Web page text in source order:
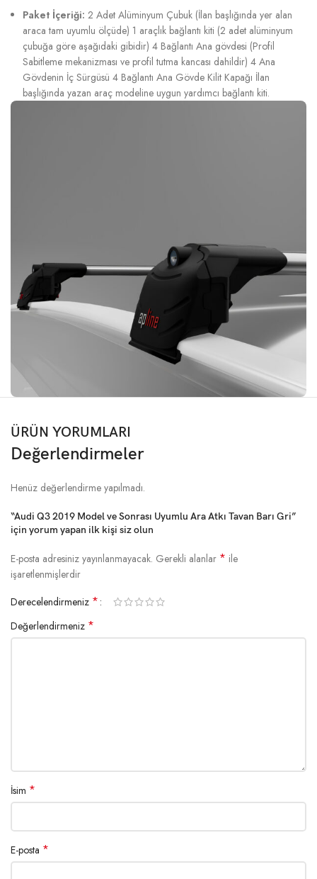
Paket İçeriği: 2 Adet Alüminyum Çubuk (İlan başlığında yer alan
araca tam uyumlu ölçüde) 1 araçlık bağlantı kiti (2 adet alüminyum
çubuğa göre aşağıdaki gibidir) 4 Bağlantı Ana gövdesi (Profil
Sabitleme mekanizması ve profil tutma kancası dahildir) 4 Ana
Gövdenin İç Sürgüsü 4 Bağlantı Ana Gövde Kilit Kapağı İlan
başlığında yazan araç modeline uygun yardımcı bağlantı kiti.
ÜRÜN YORUMLARI
Değerlendirmeler
Henüz değerlendirme yapılmadı.
“Audi Q3 2019 Model ve Sonrası Uyumlu Ara Atkı Tavan Barı Gri”
için yorum yapan ilk kişi siz olun
E-posta adresiniz yayınlanmayacak. Gerekli alanlar * ile
işaretlenmişlerdir
Derecelendirmeniz *
Değerlendirmeniz *
İsim *
E-posta *